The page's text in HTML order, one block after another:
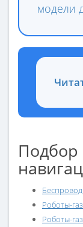
модели
Подбор
Роботы-
Роботы-